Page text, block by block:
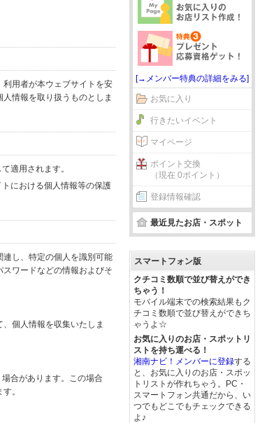
用者が本ウェブサイトを安
情報を取り扱うものとしま
適用されます。
における個人情報等の保護
連し、特定の個人を識別可能
ワードなどの情報およびそ
個人情報を収集いたしま
合があります。この場合
。
[→メンバー特典の詳細をみる]
お気に入り
行きたいイベント
マイページ
ポイント交換
（現在 0ポイント）
登録情報確認
最近見たお店・スポット
スマートフォン版
クチコミ数順で並び替えができ
ちゃう！
モバイル端末での検索結果もク
チコミ数順で並び替えができち
ゃうよ☆
お気に入りのお店・スポットリ
ストを持ち運べる！
湘南ナビ！メンバーに登録する
と、お気に入りのお店・スポッ
トリストが作れちゃう。PC・
スマートフォン共通だから、い
つでもどこでもチェックできる
よ♪